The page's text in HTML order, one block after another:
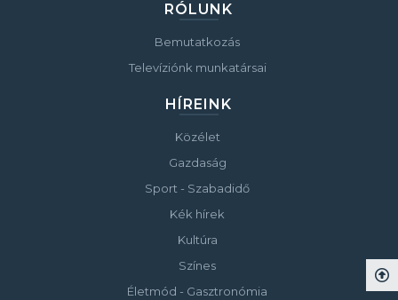
RÓLUNK
Bemutatkozás
Televíziónk munkatársai
HÍREINK
Közélet
Gazdaság
Sport - Szabadidő
Kék hírek
Kultúra
Színes
Életmód - Gasztronómia